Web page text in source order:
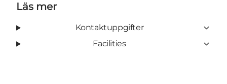
Läs mer
Kontaktuppgifter
Facilities